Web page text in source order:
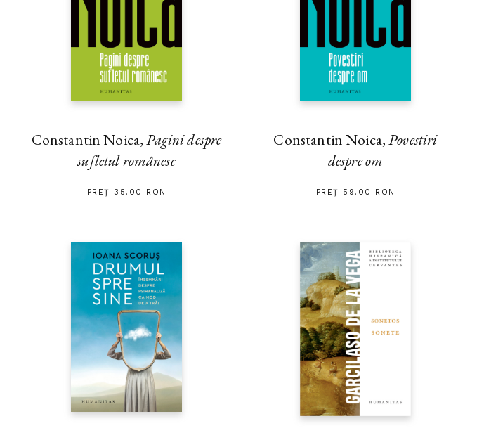
Constantin Noica,Pagini despre
sufletul românesc
PREȚ 35.00 RON
Constantin Noica,Povestiri
despre om
PREȚ 59.00 RON